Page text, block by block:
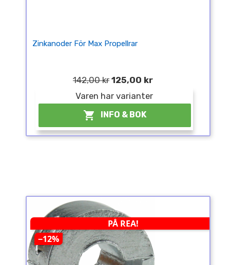
Zinkanoder För Max Propellrar
142,00 kr 125,00 kr
Varen har varianter
 INFO & BOK
PÅ REA!
−12%